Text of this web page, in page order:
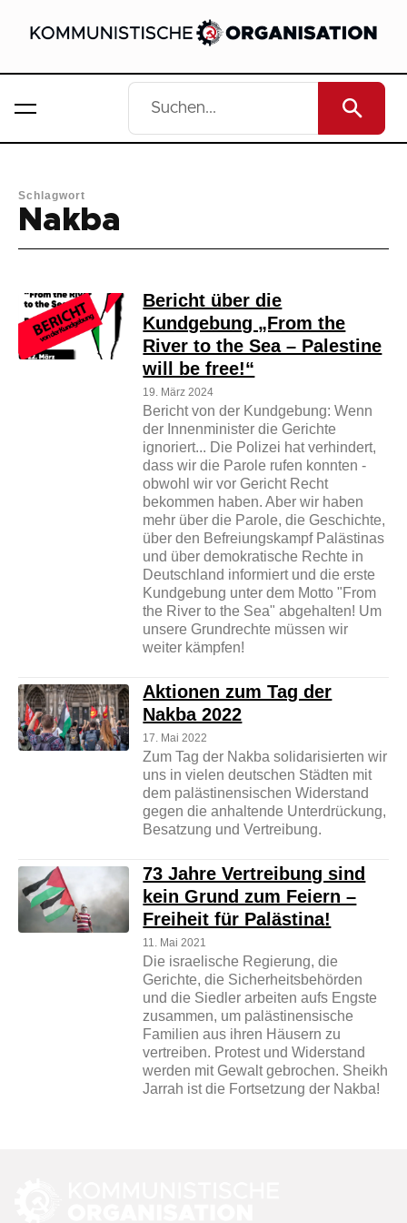
Schlagwort
Nakba
Bericht über die
Kundgebung „From the
River to the Sea – Palestine
will be free!“
19. März 2024
Bericht von der Kundgebung: Wenn
der Innenminister die Gerichte
ignoriert... Die Polizei hat verhindert,
dass wir die Parole rufen konnten -
obwohl wir vor Gericht Recht
bekommen haben. Aber wir haben
mehr über die Parole, die Geschichte,
über den Befreiungskampf Palästinas
und über demokratische Rechte in
Deutschland informiert und die erste
Kundgebung unter dem Motto "From
the River to the Sea" abgehalten! Um
unsere Grundrechte müssen wir
weiter kämpfen!
Aktionen zum Tag der
Nakba 2022
17. Mai 2022
Zum Tag der Nakba solidarisierten wir
uns in vielen deutschen Städten mit
dem palästinensischen Widerstand
gegen die anhaltende Unterdrückung,
Besatzung und Vertreibung.
73 Jahre Vertreibung sind
kein Grund zum Feiern –
Freiheit für Palästina!
11. Mai 2021
Die israelische Regierung, die
Gerichte, die Sicherheitsbehörden
und die Siedler arbeiten aufs Engste
zusammen, um palästinensische
Familien aus ihren Häusern zu
vertreiben. Protest und Widerstand
werden mit Gewalt gebrochen. Sheikh
Jarrah ist die Fortsetzung der Nakba!